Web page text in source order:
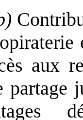
aux
partage